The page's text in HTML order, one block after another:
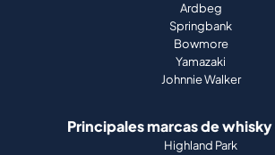
Ardbeg
Springbank
Bowmore
Yamazaki
Johnnie Walker
Principales marcas de
Highland Park